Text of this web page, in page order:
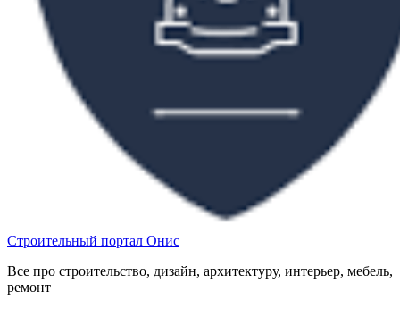
Строительный портал Онис
Все про строительство, дизайн, архитектуру, интерьер, мебель,
ремонт